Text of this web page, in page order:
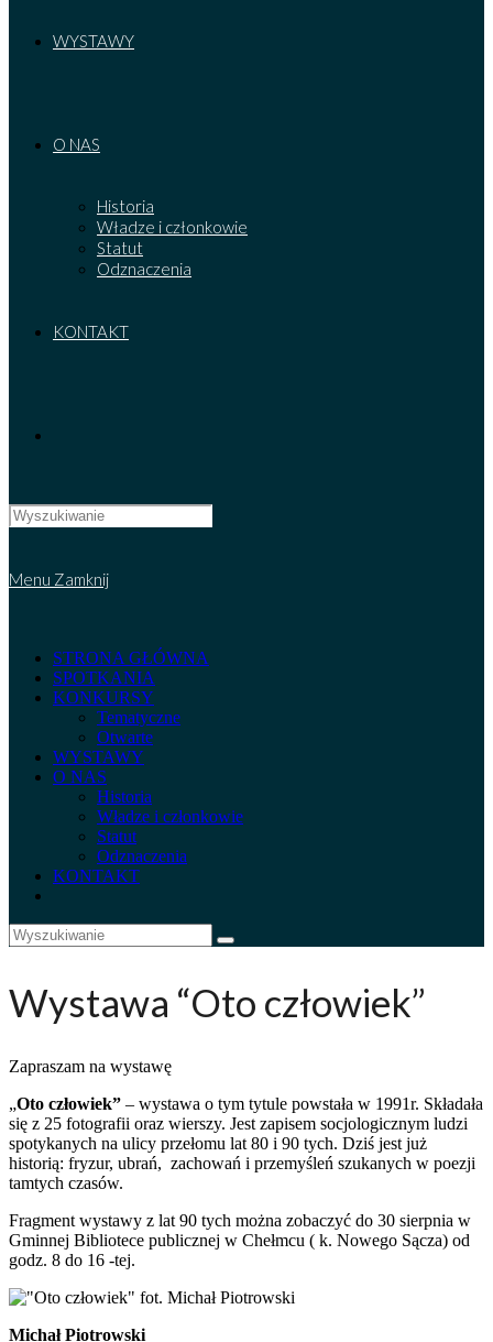
WYSTAWY
O NAS
Historia
Władze i członkowie
Statut
Odznaczenia
KONTAKT
Search
this
Menu Zamknij
STRONA GŁÓWNA
SPOTKANIA
KONKURSY
Tematyczne
Otwarte
WYSTAWY
O NAS
Historia
Władze i członkowie
Statut
Odznaczenia
KONTAKT
Wystawa “Oto człowiek”
Zapraszam na wystawę
„Oto człowiek” – wystawa o tym tytule powstała w 1991r. Składała
się z 25 fotografii oraz wierszy. Jest zapisem socjologicznym ludzi
spotykanych na ulicy przełomu lat 80 i 90 tych. Dziś jest już
historią: fryzur, ubrań, zachowań i przemyśleń szukanych w poezji
tamtych czasów.
Fragment wystawy z lat 90 tych można zobaczyć do 30 sierpnia w
Gminnej Bibliotece publicznej w Chełmcu ( k. Nowego Sącza) od
godz. 8 do 16 -tej.
Michał Piotrowski